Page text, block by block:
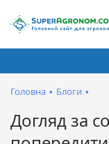
Головна • Блоги •
Догляд за